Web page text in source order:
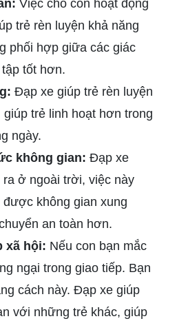
Việc cho con hoạt động
trẻ rèn luyện khả năng
phối hợp giữa các giác
tốt hơn.
Đạp xe giúp trẻ rèn luyện
giúp trẻ linh hoạt hơn trong
ngày.
không gian: Đạp xe
ở ngoài trời, việc này
không gian xung
an toàn hơn.
xã hội: Nếu con bạn mắc
ngại trong giao tiếp. Bạn
cách này. Đạp xe giúp
với những trẻ khác, giúp